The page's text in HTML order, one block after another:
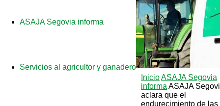
ASAJA Segovia informa
Servicios al agricultor y ganadero
InicioASAJA Segovia
informa ASAJA
aclara que el
endurecimiento de las